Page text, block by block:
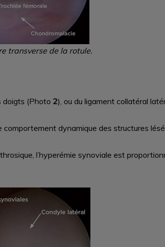
transverse de la rotule.
doigts (Photo 2), ou du ligament collatéral
comportement dynamique des structures
l’hyperémie synoviale est